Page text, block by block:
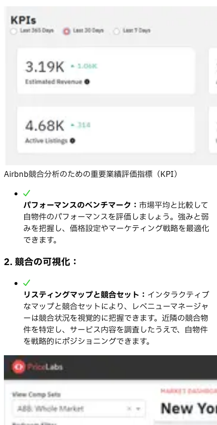
Airbnb競合分析のための重要業績評価指標（KPI）
パフォーマンスのベンチマーク： 市場平均と比較して
自物件のパフォーマンスを評価しましょう。強みと弱
みを把握し、価格設定やマーケティング戦略を最適化
できます。
2. 競合の可視化：
リスティングマップと競合セット： インタラクティブ
なマップと競合セットにより、レベニューマネージャ
ーは競合状況を視覚的に把握できます。近隣の競合物
件を特定し、サービス内容を調査したうえで、自物件
を戦略的にポジショニングできます。